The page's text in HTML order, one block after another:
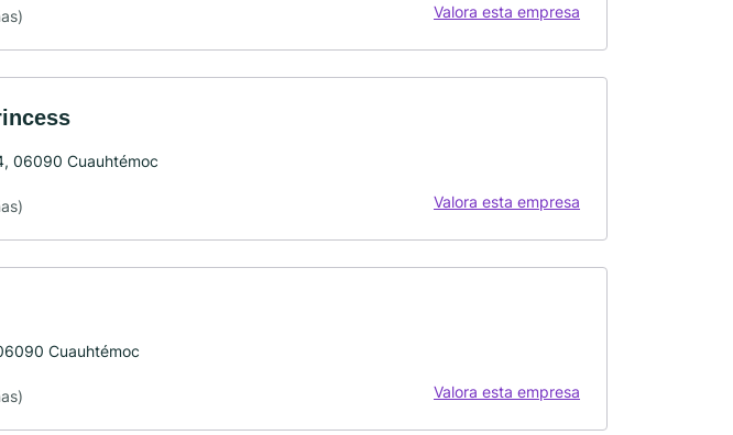
Valora esta empresa
06090 Cuauhtémoc
Valora esta empresa
Cuauhtémoc
Valora esta empresa